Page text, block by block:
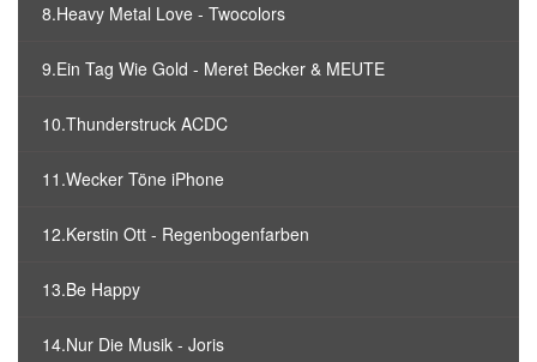
8.Heavy Metal Love - Twocolors
9.Ein Tag Wie Gold - Meret Becker & MEUTE
10.Thunderstruck ACDC
11.Wecker Töne iPhone
12.Kerstin Ott - Regenbogenfarben
13.Be Happy
14.Nur Die Musik - Joris